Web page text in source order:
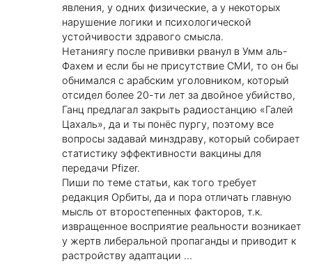
явления, у одних физические, а у некоторых
нарушение логики и психологической
устойчивости здравого смысла.
Нетаниягу после прививки рванул в Умм аль-
Фахем и если бы не присутствие СМИ, то он бы
обнимался с арабским уголовником, который
отсидел более 20-ти лет за двойное убийство,
Ганц предлагал закрыть радиостанцию «Галей
Цахаль», да и ты понёс пургу, поэтому все
вопросы задавай минздраву, который собирает
статистику эффективности вакцины для
передачи Pfizer.
Пиши по теме статьи, как того требует
редакция Орбиты, да и пора отличать главную
мысль от второстепенных факторов, т.к.
извращенное восприятие реальности возникает
у жертв либеральной пропаганды и приводит к
растройству адаптации ...